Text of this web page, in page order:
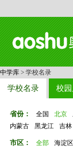
中学库 > 学校名录
学校名录 校
省份： 全国 北京
内蒙古
黑龙江 吉林
市区： 全部 海淀区